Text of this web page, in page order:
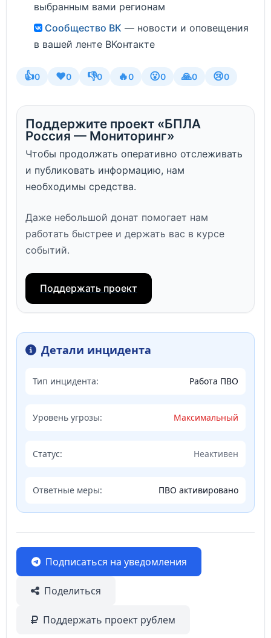
выбранным вами регионам
Сообщество ВК — новости и оповещения
в вашей ленте ВКонтакте
👍0 ❤️0 👎0 🔥0 😮0 🙏0 😢0
Поддержите проект «БПЛА
Россия — Мониторинг»
Чтобы продолжать оперативно отслеживать
и публиковать информацию, нам
необходимы средства.
Даже небольшой донат помогает нам
работать быстрее и держать вас в курсе
событий.
Поддержать проект
Детали инцидента
Тип инцидента: Работа ПВО
Уровень угрозы: Максимальный
Статус: Неактивен
Ответные меры: ПВО активировано
Подписаться на уведомления
Поделиться
Поддержать проект рублем